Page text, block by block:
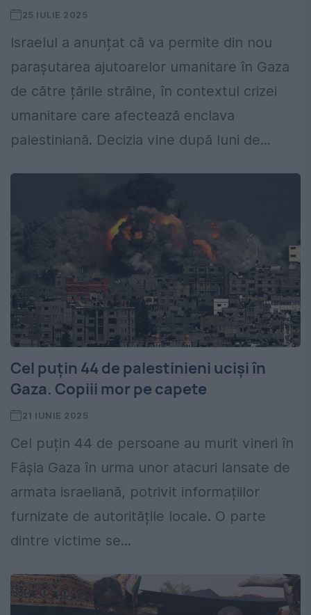
25 IULIE 2025
Israelul a anunțat că va permite din nou
parașutarea ajutoarelor umanitare în Gaza
de către țările străine, în contextul crizei
umanitare care afectează enclava
palestiniană. Decizia vine după luni de...
Cel puţin 44 de palestinieni ucişi în
Gaza. Copiii mor pe capete
21 IUNIE 2025
Cel puțin 44 de persoane au murit vineri în
Fâșia Gaza în urma unor atacuri lansate de
armata israeliană, potrivit informațiilor
furnizate de autoritățile locale. O parte
dintre victime se...